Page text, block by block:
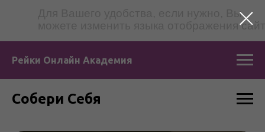
Для Вашего удобства, если нужно, Вы
можете изменить языка отображения
Рейки Онлайн Академия
Собери Себя